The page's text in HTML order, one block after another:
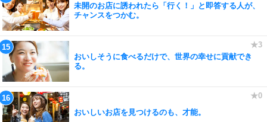
未開のお店に誘われたら「行く！」と即答する人が、
チャンスをつかむ。
おいしそうに食べるだけで、世界の幸せに貢献でき
る。
おいしいお店を見つけるのも、才能。